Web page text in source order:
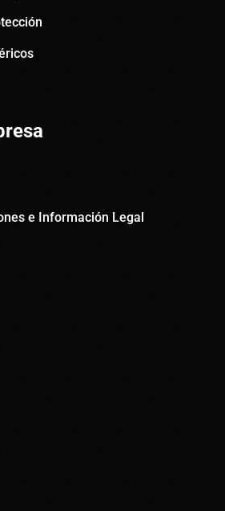
e Información Legal